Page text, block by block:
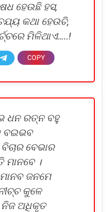
ହେଉଛି ହସ,
କଥା ହେଉଚି,
ମିଳିଥାଏ…..!
ଧନ ରତ୍ନ ବହୁ
ବଇଭବ
ବେଭାର
।
ଜନମେ
କୁଳେ
ନିଜ ଅଧିକୃତ